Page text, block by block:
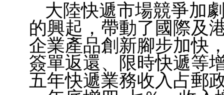
大陸快遞市場競爭加
的興起，帶動了國際及
企業產品創新腳步加快
簽單返還、限時快遞等
五年快遞業務收入占郵